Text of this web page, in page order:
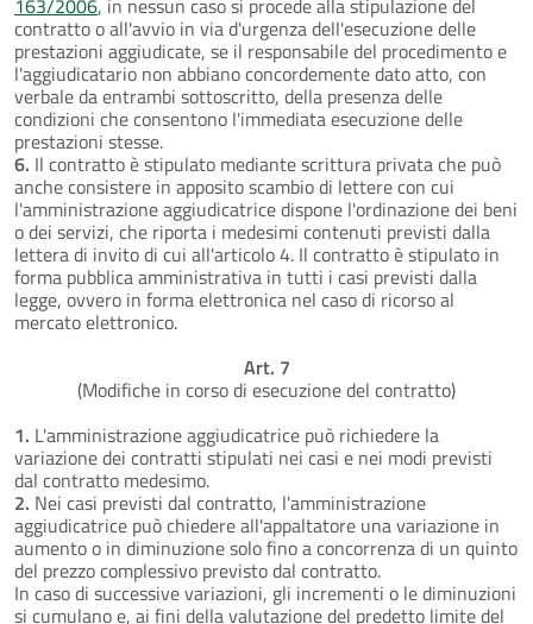
contratto o all'avvio in via d'urgenza dell'esecuzione delle
prestazioni aggiudicate, se il responsabile del procedimento e
l'aggiudicatario non abbiano concordemente dato atto, con
verbale da entrambi sottoscritto, della presenza delle
condizioni che consentono l'immediata esecuzione delle
prestazioni stesse.
6. Il contratto è stipulato mediante scrittura privata che può
anche consistere in apposito scambio di lettere con cui
l'amministrazione aggiudicatrice dispone l'ordinazione dei beni
o dei servizi, che riporta i medesimi contenuti previsti dalla
lettera di invito di cui all'articolo 4. Il contratto è stipulato in
forma pubblica amministrativa in tutti i casi previsti dalla
legge, ovvero in forma elettronica nel caso di ricorso al
mercato elettronico.
Art. 7
(Modifiche in corso di esecuzione del contratto)
1. L'amministrazione aggiudicatrice può richiedere la
variazione dei contratti stipulati nei casi e nei modi previsti
dal contratto medesimo.
2. Nei casi previsti dal contratto, l'amministrazione
aggiudicatrice può chiedere all'appaltatore una variazione in
aumento o in diminuzione solo fino a concorrenza di un quinto
del prezzo complessivo previsto dal contratto.
In caso di successive variazioni, gli incrementi o le diminuzioni
si cumulano e, ai fini della valutazione del predetto limite del